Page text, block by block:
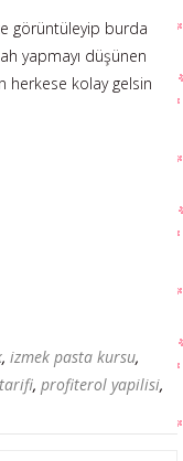
görüntüleyip burda
yapmayı düşünen
herkese kolay gelsin
, izmek pasta kursu,
, profiterol yapilisi,